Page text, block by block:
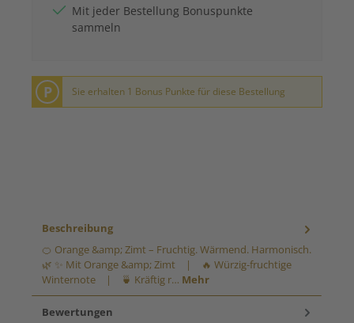
Mit jeder Bestellung Bonuspunkte
sammeln
P Sie erhalten 1 Bonus Punkte für diese Bestellung
Beschreibung
🍊 Orange &amp; Zimt – Fruchtig. Wärmend. Harmonisch.
🌿 ✨ Mit Orange &amp; Zimt | 🔥 Würzig-fruchtige
Winternote | 🍵 Kräftig r… Mehr
Bewertungen